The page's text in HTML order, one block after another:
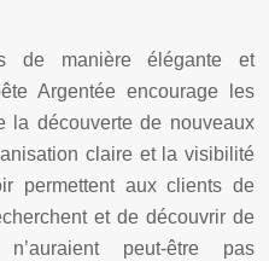
de manière élégante et
Argentée encourage les
la découverte de nouveaux
claire et la visibilité
permettent aux clients de
et de découvrir de
peut-être pas